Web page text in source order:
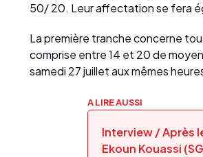
50/ 20. Leur affectation se fera
La première tranche concerne
comprise entre 14 et 20 de
samedi 27 juillet aux mêmes
A LIRE AUSSI
Interview / Après
Ekoun Kouassi